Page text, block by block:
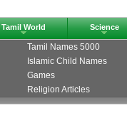
Tamil World Science
Tamil Names 5000
Islamic Child Names
Games
Religion Articles